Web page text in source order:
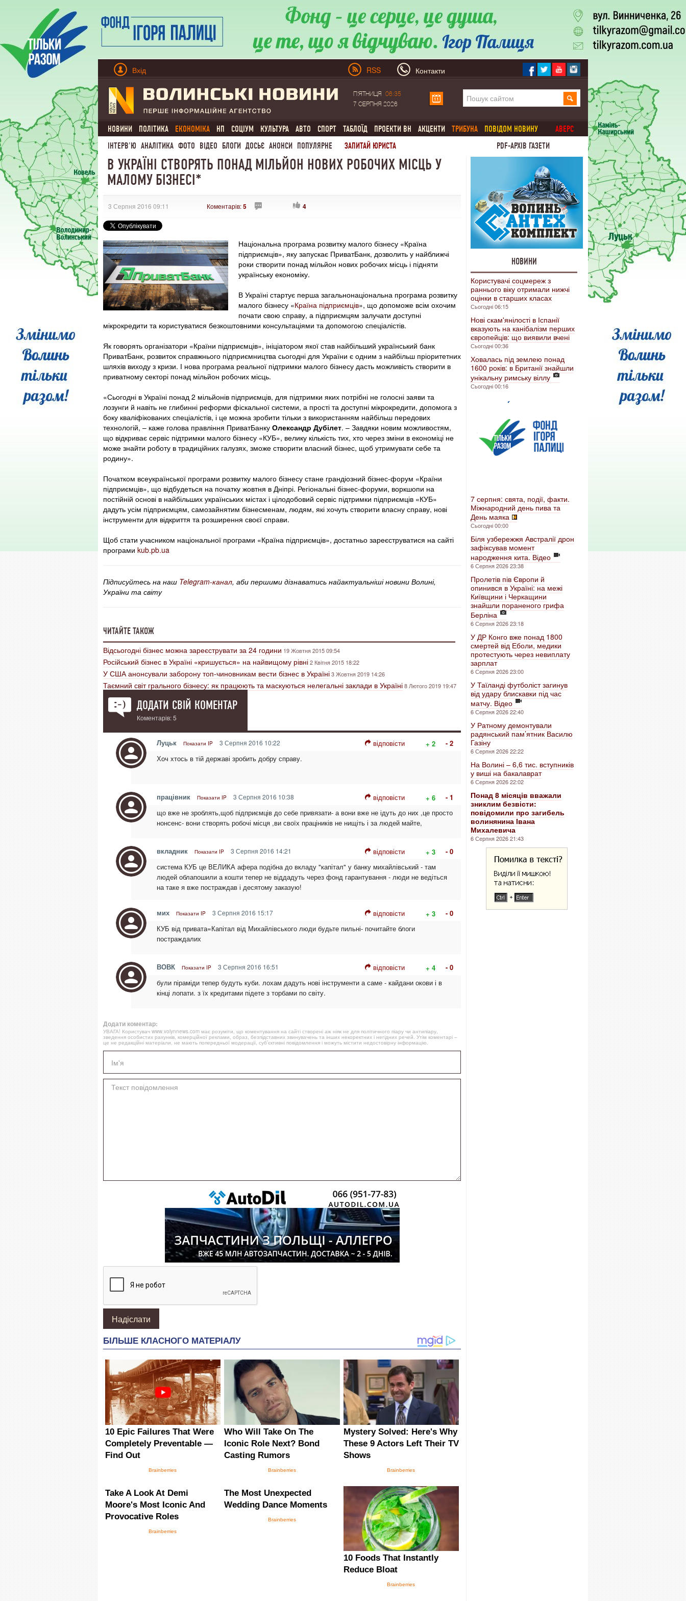
Вхід RSS Контакти
П'ЯТНИЦЯ
06:35
7 СЕРПНЯ 2026
НОВИНИ ПОЛІТИКА ЕКОНОМІКА НП СОЦІУМ КУЛЬТУРА АВТО СПОРТ ТАБЛОЇД ПРОЕКТИ ВН АКЦЕНТИ ТРИБУНА ПОВІДОМ НОВИНУ
АВЕРС
ІНТЕРВ'Ю АНАЛІТИКА ФОТО ВІДЕО БЛОГИ ДОСЬЄ АНОНСИ ПОПУЛЯРНЕ ЗАПИТАЙ ЮРИСТА PDF-АРХІВ ГАЗЕТИ
В УКРАЇНІ СТВОРЯТЬ ПОНАД МІЛЬЙОН НОВИХ РОБОЧИХ МІСЦЬ У
МАЛОМУ БІЗНЕСІ*
3 Серпня 2016 09:11 Коментарів:5 4
Національна програма розвитку малого бізнесу «Країна
підприємців», яку запускає ПриватБанк, дозволить у найближчі
роки створити понад мільйон нових робочих місць і підняти
українську економіку.
В Україні стартує перша загальнонаціональна програма розвитку
малого бізнесу «Країна підприємців», що допоможе всім охочим
почати свою справу, а підприємцям залучати доступні
мікрокредити та користуватися безкоштовними консультаціями та допомогою спеціалістів.
Як говорять організатори «Країни підприємців», ініціатором якої став найбільший український банк
ПриватБанк, розвиток справжнього підприємництва сьогодні для України є одним з найбільш пріоритетних
шляхів виходу з кризи. І нова програма реальної підтримки малого бізнесу дасть можливість створити в
приватному секторі понад мільйон робочих місць.
«Сьогодні в Україні понад 2 мільйонів підприємців, для підтримки яких потрібні не голосні заяви та
лозунги й навіть не глибинні реформи фіскальної системи, а прості та доступні мікрокредити, допомога з
боку кваліфікованих спеціалістів, і це можна зробити тільки з використанням найбільш передових
технологій, – каже голова правління ПриватБанку Олександр Дубілет. – Завдяки новим можливостям,
що відкриває сервіс підтримки малого бізнесу «КУБ», велику кількість тих, хто через зміни в економіці не
може знайти роботу в традиційних галузях, зможе створити власний бізнес, щоб утримувати себе та
родину».
Початком всеукраїнської програми розвитку малого бізнесу стане грандіозний бізнес-форум «Країни
підприємців», що відбудеться на початку жовтня в Дніпрі. Регіональні бізнес-форуми, воркшопи на
постійній основі в найбільших українських містах і цілодобовий сервіс підтримки підприємців «КУБ»
дадуть усім підприємцям, самозайнятим бізнесменам, людям, які хочуть створити власну справу, нові
інструменти для відкриття та розширення своєї справи.
Щоб стати учасником національної програми «Країна підприємців», достатньо зареєструватися на сайті
програми kub.pb.ua
Підписуйтесь на наш Telegram-канал, аби першими дізнаватись найактуальніші новини Волині,
України та світу
ЧИТАЙТЕ ТАКОЖ
Відсьогодні бізнес можна зареєструвати за 24 години 19 Жовтня 2015 09:54
Російський бізнес в Україні «кришується» на найвищому рівні2 Квітня 2015 18:22
У США анонсували заборону топ-чиновникам вести бізнес в Україні3 Жовтня 2019 14:26
Таємний світ грального бізнесу: як працюють та маскуються нелегальні заклади в Україні8 Лютого 2019 19:47
ДОДАТИ СВІЙ КОМЕНТАР
Коментарів: 5
Луцьк Показати IP 3 Серпня 2016 10:22 відповісти + 2
- 2
Хоч хтось в тій державі зробить добру справу.
працівник Показати IP 3 Серпня 2016 10:38 відповісти + 6
- 1
що вже не зроблять,щоб підприємців до себе привязати- а вони вже не ідуть до них ,це просто
нонсенс- вони створять робочі місця ,ви своїх праціників не нищіть і за людей майте,
вкладник Показати IP 3 Серпня 2016 14:21 відповісти + 3
- 0
система КУБ це ВЕЛИКА афера подібна до вкладу "капітал" у банку михайлівський - там
людей облапошили а кошти тепер не віддадуть через фонд гарантування - люди не ведіться
на таке я вже постраждав і десятому заказую!
мих Показати IP 3 Серпня 2016 15:17 відповісти + 3
- 0
КУБ від привата=Капітал від Михайлівського люди будьте пильні- почитайте блоги
постраждалих
ВОВК Показати IP 3 Серпня 2016 16:51 відповісти + 4
- 0
були піраміди тепер будуть куби. лохам дадуть нові інструменти а саме - кайдани окови і в
кінці лопати. з їх кредитами підете з торбами по світу.
Додати коментар:
УВАГА! Користувач www.volynnews.com має розуміти, що коментування на сайті створені аж ніяк не для політичного піару чи антипіару,
зведення особистих рахунків, комерційної реклами, образ, безпідставних звинувачень та інших некоректних і негідних речей. Утім коментарі –
це не редакційні матеріали, не мають попередньої модерації, суб’єктивні повідомлення і можуть містити недостовірну інформацію.
НОВИНИ
Користувачі соцмереж з
раннього віку отримали нижчі
оцінки в старших класах
Сьогодні 06:15
Нові скам'янілості в Іспанії
вказують на канібалізм перших
європейців: що виявили вчені
Сьогодні 00:36
Ховалась під землею понад
1600 років: в Британії знайшли
унікальну римську віллу
Сьогодні 00:16
7 серпня: свята, події, факти.
Міжнародний день пива та
День маяка
Сьогодні 00:00
Біля узбережжя Австралії дрон
зафіксував момент
народження кита. Відео
6 Серпня 2026 23:38
Пролетів пів Європи й
опинився в Україні: на межі
Київщини і Черкащини
знайшли пораненого грифа
Берліна
6 Серпня 2026 23:18
У ДР Конго вже понад 1800
смертей від Еболи, медики
протестують через невиплату
зарплат
6 Серпня 2026 23:00
У Таїланді футболіст загинув
від удару блискавки під час
матчу. Відео
6 Серпня 2026 22:40
У Ратному демонтували
радянський пам’ятник Василю
Газіну
6 Серпня 2026 22:22
На Волині – 6,6 тис. вступників
у виші на бакалаврат
6 Серпня 2026 22:02
Понад 8 місяців вважали
зниклим безвісти:
повідомили про загибель
волинянина Івана
Михалевича
6 Серпня 2026 21:43